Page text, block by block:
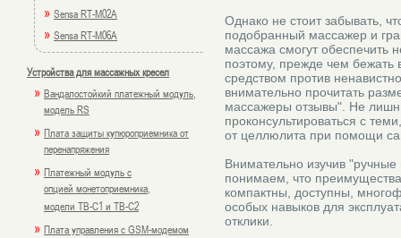
» Sensa RT-M02A
» Sensa RT-M06A
Устройства для массажных кресел
» Вандалостойкий платежный модуль,
модель RS
» Плата защиты купюроприемника от
перенапряжения
» Платежный модуль с
опцией монетоприемника,
модели TB-C1 и TB-C2
» Плата управления с GSM-модемом
Однако не стоит забывать,
подобранный массажер и
массажа смогут
поэтому, прежде чем бежать
средством против
внимательно прочитать
массажеры отзывы". Не
проконсультироваться с
от целлюлита при помощи
Внимательно изучив
понимаем, что
компактны, доступны,
особых навыков для
отклики.